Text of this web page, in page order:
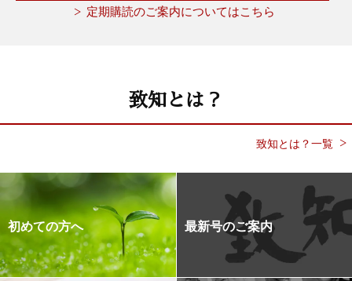
定期購読のご案内についてはこちら
致知とは？
致知とは？一覧
初めての方へ 最新号のご案内